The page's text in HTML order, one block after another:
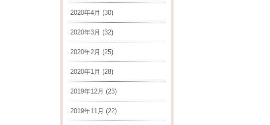
2020年4月 (30)
2020年3月 (32)
2020年2月 (25)
2020年1月 (28)
2019年12月 (23)
2019年11月 (22)